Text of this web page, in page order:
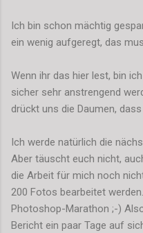
Ich bin schon mächtig
ein wenig aufgeregt, das
Wenn ihr das hier lest, bin
sicher sehr anstrengend
drückt uns die Daumen,
Ich werde natürlich die
Aber täuscht euch nicht,
die Arbeit für mich noch
200 Fotos bearbeitet
Photoshop-Marathon ;-)
Bericht ein paar Tage auf